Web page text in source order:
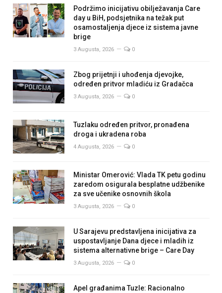
Podržimo inicijativu obilježavanja Care
day u BiH, podsjetnika na težak put
osamostaljenja djece iz sistema javne
brige
3 Augusta, 2026 0
Zbog prijetnji i uhođenja djevojke,
određen pritvor mladiću iz Gradačca
3 Augusta, 2026 0
Tuzlaku određen pritvor, pronađena
droga i ukradena roba
4 Augusta, 2026 0
Ministar Omerović: Vlada TK petu godinu
zaredom osigurala besplatne udžbenike
za sve učenike osnovnih škola
3 Augusta, 2026 0
U Sarajevu predstavljena inicijativa za
uspostavljanje Dana djece i mladih iz
sistema alternativne brige – Care Day
3 Augusta, 2026 0
Apel građanima Tuzle: Racionalno